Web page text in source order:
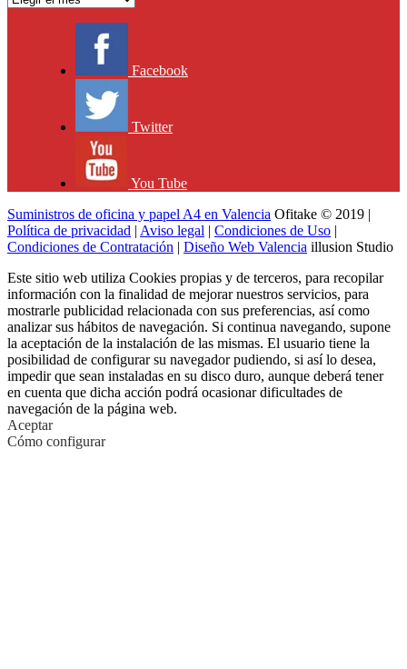
Facebook
Twitter
You Tube
Suministros de oficina y papel A4 en Valencia Ofitake © 2019 |
Política de privacidad | Aviso legal | Condiciones de Uso |
Condiciones de Contratación | Diseño Web Valencia illusion Studio
Este sitio web utiliza Cookies propias y de terceros, para recopilar
información con la finalidad de mejorar nuestros servicios, para
mostrarle publicidad relacionada con sus preferencias, así como
analizar sus hábitos de navegación. Si continua navegando, supone
la aceptación de la instalación de las mismas. El usuario tiene la
posibilidad de configurar su navegador pudiendo, si así lo desea,
impedir que sean instaladas en su disco duro, aunque deberá tener
en cuenta que dicha acción podrá ocasionar dificultades de
navegación de la página web.
Aceptar
Cómo configurar